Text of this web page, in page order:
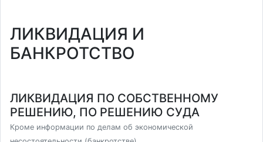
ЛИКВИДАЦИЯ И
БАНКРОТСТВО
ЛИКВИДАЦИЯ ПО СОБСТВЕННОМУ
РЕШЕНИЮ, ПО РЕШЕНИЮ СУДА
Кроме информации по делам об экономической